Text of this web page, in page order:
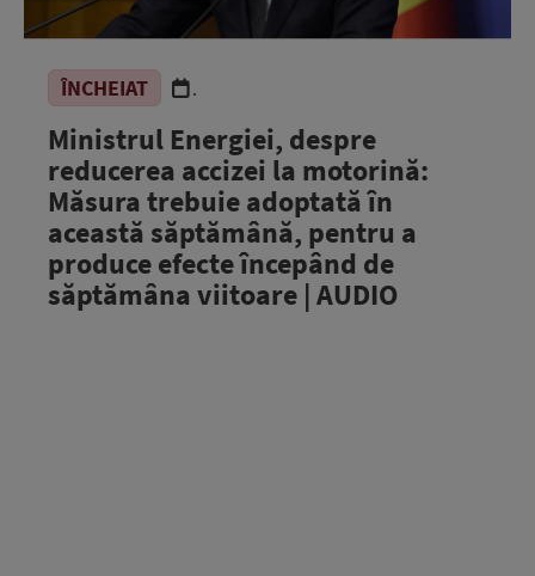
ÎNCHEIAT .
Ministrul Energiei, despre
reducerea accizei la motorină:
Măsura trebuie adoptată în
această săptămână, pentru a
produce efecte începând de
săptămâna viitoare | AUDIO